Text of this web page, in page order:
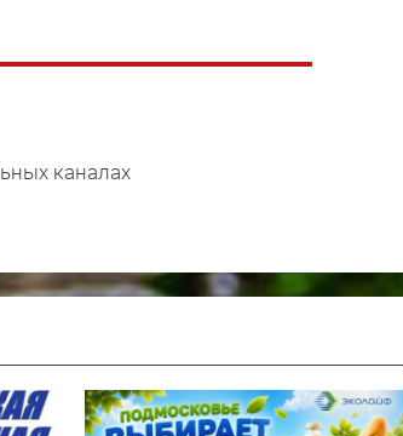
каналах